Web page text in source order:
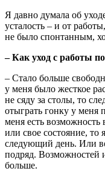
Я давно думала об
усталость – и от
не было спонтанным,
– Как уход с работы
– Стало больше
у меня было жесткое
не сяду за столы, то
отыграть гонку у меня
меня есть
или свое состояние, то
следующий день. Или
подряд. Возможностей
больше.